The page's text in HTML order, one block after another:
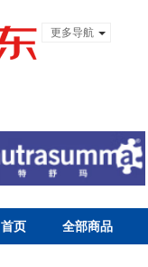
更多导航
首页 全部商品